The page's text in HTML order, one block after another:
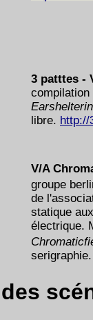
3 patttes -
libre. http://
V/A
groupe
de
statique
électrique.
serigraphie.